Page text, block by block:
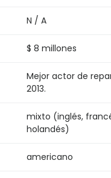
N / A
$ 8 millones
Mejor actor de
2013.
mixto (inglés,
holandés)
americano